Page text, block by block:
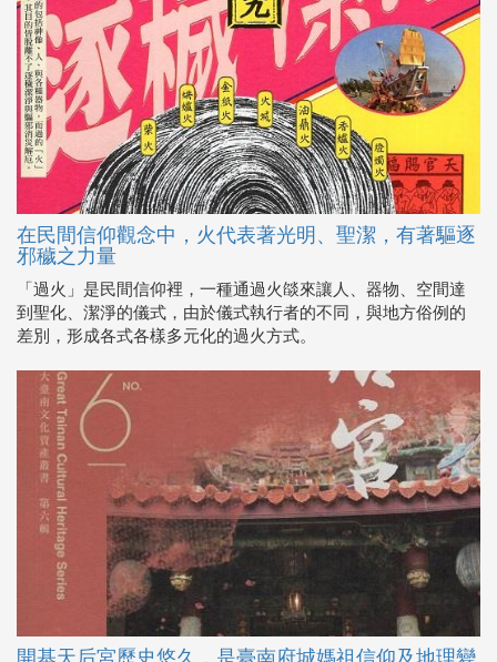
在民間信仰觀念中，火代表著光明、聖潔，有著驅逐
邪穢之力量
「過火」是民間信仰裡，一種通過火燄來讓人、器物、空間達
到聖化、潔淨的儀式，由於儀式執行者的不同，與地方俗例的
差別，形成各式各樣多元化的過火方式。